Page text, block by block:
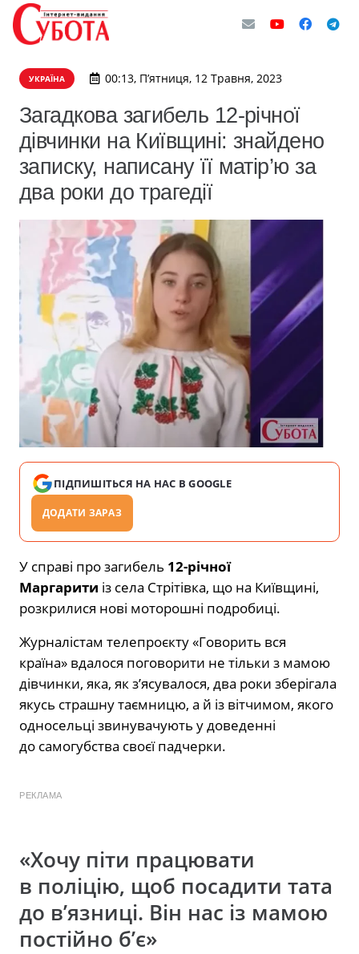
УКРАЇНА 00:13, П’ятниця, 12 Травня, 2023
Загадкова загибель 12-річної
дівчинки на Київщині: знайдено
записку, написану її матір’ю за
два роки до трагедії
ПІДПИШІТЬСЯ НА НАС В GOOGLE
ДОДАТИ ЗАРАЗ
У справі про загибель 12-річної
Маргарити із села Стрітівка, що на Київщині,
розкрилися нові моторошні подробиці.
Журналістам телепроєкту «Говорить вся
країна» вдалося поговорити не тільки з мамою
дівчинки, яка, як з’ясувалося, два роки зберігала
якусь страшну таємницю, а й із вітчимом, якого
односельці звинувачують у доведенні
до самогубства своєї падчерки.
РЕКЛАМА
«Хочу піти працювати
в поліцію, щоб посадити тата
до в’язниці. Він нас із мамою
постійно б’є»